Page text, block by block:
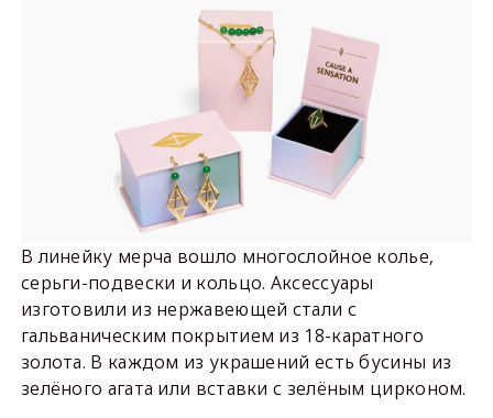
В линейку мерча вошло многослойное колье,
серьги-подвески и кольцо. Аксессуары
изготовили из нержавеющей стали с
гальваническим покрытием из 18-каратного
золота. В каждом из украшений есть бусины из
зелёного агата или вставки с зелёным цирконом.